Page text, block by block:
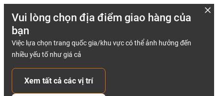
Vui lòng chọn địa điểm giao hàng của
bạn
Việc lựa chọn trang quốc gia/khu vực có thể ảnh hưởng đến
nhiều yếu tố như giá cả
Xem tất cả các vị trí